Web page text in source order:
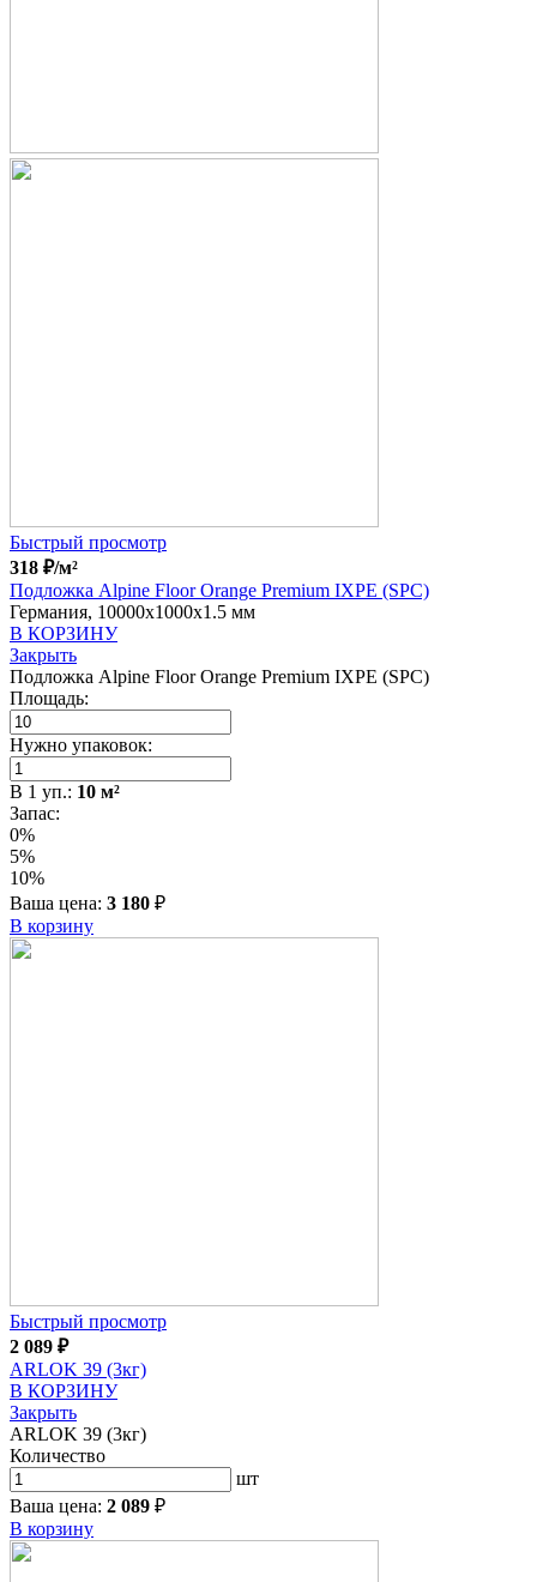
Быстрый просмотр
318 ₽/м²
Подложка Alpine Floor Orange Premium IXPE (SPC)
Германия, 10000x1000x1.5 мм
В КОРЗИНУ
Закрыть
Подложка Alpine Floor Orange Premium IXPE (SPC)
Площадь:
Нужно упаковок:
В 1 уп.: 10 м²
Запас:
0%
5%
10%
Ваша цена: 3 180 ₽
В корзину
Быстрый просмотр
2 089 ₽
ARLOK 39 (3кг)
В КОРЗИНУ
Закрыть
ARLOK 39 (3кг)
Количество
шт
Ваша цена: 2 089 ₽
В корзину